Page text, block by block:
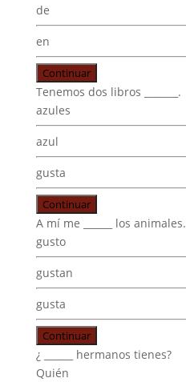
de
en
Continuar
Tenemos dos libros _______.
azules
azul
gusta
Continuar
A mí me ______ los animales.
gusto
gustan
gusta
Continuar
¿ ______ hermanos tienes?
Quién